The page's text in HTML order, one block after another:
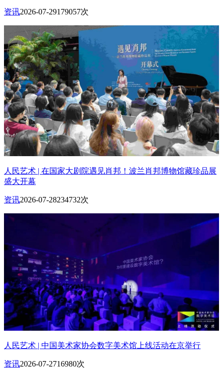
资讯2026-07-29179057次
人民艺术 | 在国家大剧院遇见肖邦！波兰肖邦博物馆藏珍品展
盛大开幕
资讯2026-07-28234732次
人民艺术 | 中国美术家协会数字美术馆上线活动在京举行
资讯2026-07-2716980次